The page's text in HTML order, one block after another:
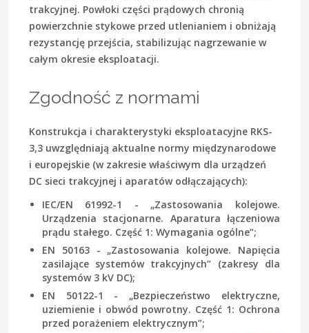
trakcyjnej. Powłoki części prądowych chronią
powierzchnie stykowe przed utlenianiem i obniżają
rezystancję przejścia, stabilizując nagrzewanie w
całym okresie eksploatacji.
Zgodność z normami
Konstrukcja i charakterystyki eksploatacyjne RKS-
3,3 uwzględniają aktualne normy międzynarodowe
i europejskie (w zakresie właściwym dla urządzeń
DC sieci trakcyjnej i aparatów odłączających):
IEC/EN 61992-1 - „Zastosowania kolejowe.
Urządzenia stacjonarne. Aparatura łączeniowa
prądu stałego. Część 1: Wymagania ogólne”;
EN 50163 - „Zastosowania kolejowe. Napięcia
zasilające systemów trakcyjnych” (zakresy dla
systemów 3 kV DC);
EN 50122-1 - „Bezpieczeństwo elektryczne,
uziemienie i obwód powrotny. Część 1: Ochrona
przed porażeniem elektrycznym”;